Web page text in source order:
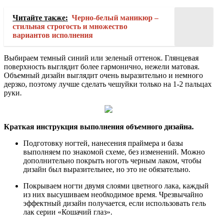
Читайте также: Черно-белый маникюр –
стильная строгость и множество
вариантов исполнения
Выбираем темный синий или зеленый оттенок. Глянцевая
поверхность выглядит более гармонично, нежели матовая.
Объемный дизайн выглядит очень выразительно и немного
дерзко, поэтому лучше сделать чешуйки только на 1-2 пальцах
руки.
Краткая инструкция выполнения объемного дизайна.
Подготовку ногтей, нанесения праймера и базы
выполняем по знакомой схеме, без изменений. Можно
дополнительно покрыть ноготь черным лаком, чтобы
дизайн был выразительнее, но это не обязательно.
Покрываем ногти двумя слоями цветного лака, каждый
из них высушиваем необходимое время. Чрезвычайно
эффектный дизайн получается, если использовать гель
лак серии «Кошачий глаз».